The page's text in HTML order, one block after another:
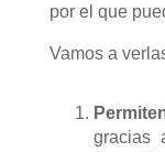
por el que
Vamos a
gracias